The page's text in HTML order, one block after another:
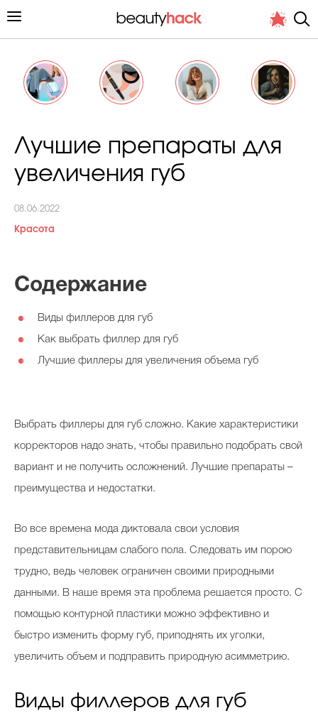
Вопрос эксперту
Выбор визажистов
Выбор косметолога
Полиция красоты
Celebrity дня
Лучшие препараты для
увеличения губ
08.06.2022
Красота
Содержание
⚈ Виды филлеров для губ
⚈ Как выбрать филлер для губ
⚈ Лучшие филлеры для увеличения объема губ
Выбрать филлеры для губ сложно. Какие характеристики
корректоров надо знать, чтобы правильно подобрать свой
вариант и не получить осложнений. Лучшие препараты –
преимущества и недостатки.
Во все времена мода диктовала свои условия
представительницам слабого пола. Следовать им порою
трудно, ведь человек ограничен своими природными
данными. В наше время эта проблема решается просто. С
помощью контурной пластики можно эффективно и
быстро изменить форму губ, приподнять их уголки,
увеличить объем и подправить природную асимметрию.
Виды филлеров для губ